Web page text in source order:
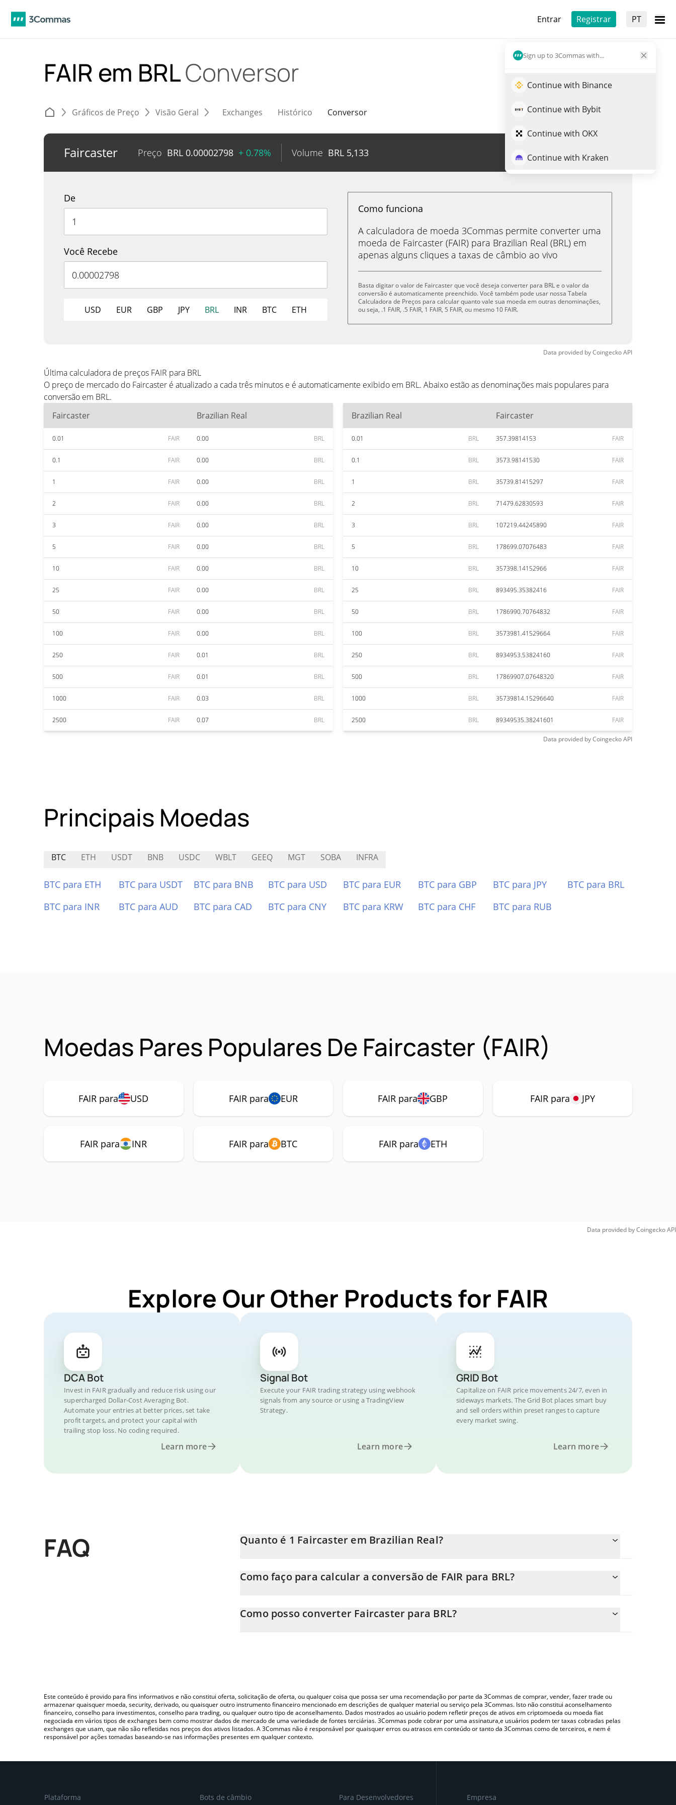
Entrar Registrar PT
Sign up to 3Commas with...
Continue with Binance
Continue with Bybit
Continue with OKX
Continue with Kraken
FAIR em BRLConversor
Gráficos de Preço Visão Geral Exchanges Histórico Conversor
Faircaster Preço BRL 0.00002798 + 0.78% Volume BRL 5,133 Trade de FAIR
De
Você Recebe
USD EUR GBP JPY BRL INR BTC ETH
Como funciona
A calculadora de moeda 3Commas permite converter uma
moeda de Faircaster (FAIR) para Brazilian Real (BRL) em
apenas alguns cliques a taxas de câmbio ao vivo
Basta digitar o valor de Faircaster que você deseja converter para BRL e o valor da
conversão é automaticamente preenchido. Você também pode usar nossa Tabela
Calculadora de Preços para calcular quanto vale sua moeda em outras denominações,
ou seja, .1 FAIR, .5 FAIR, 1 FAIR, 5 FAIR, ou mesmo 10 FAIR.
Data provided byCoingeckoAPI
Última calculadora de preços FAIR para BRL
O preço de mercado do Faircaster é atualizado a cada três minutos e é automaticamente exibido em BRL. Abaixo estão as denominações mais populares para
conversão em BRL.
Faircaster
Brazilian Real
0.01 FAIR 0.00 BRL
0.1 FAIR 0.00 BRL
1 FAIR 0.00 BRL
2 FAIR 0.00 BRL
3 FAIR 0.00 BRL
5 FAIR 0.00 BRL
10 FAIR 0.00 BRL
25 FAIR 0.00 BRL
50 FAIR 0.00 BRL
100 FAIR 0.00 BRL
250 FAIR 0.01 BRL
500 FAIR 0.01 BRL
1000 FAIR 0.03 BRL
2500 FAIR 0.07 BRL
Brazilian Real Faircaster
0.01 BRL 357.39814153 FAIR
0.1 BRL 3573.98141530 FAIR
1 BRL 35739.81415297 FAIR
2 BRL 71479.62830593 FAIR
3 BRL 107219.44245890 FAIR
5 BRL 178699.07076483 FAIR
10 BRL 357398.14152966 FAIR
25 BRL 893495.35382416 FAIR
50 BRL 1786990.70764832 FAIR
100 BRL 3573981.41529664 FAIR
250 BRL 8934953.53824160 FAIR
500 BRL 17869907.07648320 FAIR
1000 BRL 35739814.15296640 FAIR
2500 BRL 89349535.38241601 FAIR
Data provided byCoingeckoAPI
Principais Moedas
BTC ETH USDT BNB USDC WBLT GEEQ MGT SOBA INFRA
BTC para ETH BTC para USDT BTC para BNB BTC para USD BTC para EUR BTC para GBP BTC para JPY
BTC para BRL
BTC para INR
BTC para AUD BTC para CAD BTC para CNY BTC para KRW BTC para CHF BTC para RUB
Moedas Pares Populares De Faircaster (FAIR)
FAIR para USD FAIR para EUR FAIR para GBP FAIR para JPY
FAIR para INR FAIR para BTC FAIR para ETH
Data provided byCoingeckoAPI
Explore Our Other Products for FAIR
DCA Bot
Invest in FAIR gradually and reduce risk using our
supercharged Dollar-Cost Averaging Bot.
Automate your entries at better prices, set take
profit targets, and protect your capital with
trailing stop loss. No coding required.
Learn more
Signal Bot
Execute your FAIR trading strategy using webhook
signals from any source or using a TradingView
Strategy.
Learn more
GRID Bot
Capitalize on FAIR price movements 24/7, even in
sideways markets. The Grid Bot places smart buy
and sell orders within preset ranges to capture
every market swing.
Learn more
FAQ Quanto é 1 Faircaster em Brazilian Real?
Neste momento, 1 Faircaster equivale a 0.00002798 BRL
Como faço para calcular a conversão de FAIR para BRL?
inserindo a quantidade de Faircaster no campo correspondente e converterá automaticamente o valor em Brazilian
Real (BRL).
Como posso converter Faircaster para BRL?
Este conteúdo é provido para fins informativos e não constitui oferta, solicitação de oferta, ou qualquer coisa que possa ser uma recomendação por parte da 3Commas de comprar, vender, fazer trade ou
armazenar quaisquer moeda, security, derivado, ou quaisquer outro instrumento financeiro mencionado em descrições de qualquer material ou serviço pela 3Commas. Isto não constitui aconselhamento
financeiro, conselho para investimentos, conselho para trading, ou qualquer outro tipo de aconselhamento. Dados mostrados ao usuário podem refletir preços de ativos em criptomoeda ou moeda fiat
negociada em vários tipos de exchanges bem como mostrar dados de mercado de uma variedade de fontes terciárias. 3Commas pode cobrar por uma assinatura,e usuários podem ter taxas cobradas pelas
exchanges que usam, que não são refletidas nos preços dos ativos listados. A 3Commas não é responsável por quaisquer erros ou atrasos em conteúdo or tanto da 3Commas como de terceiros, e nem é
responsável por ações tomadas baseando-se nas informações presentes em qualquer contexto.
Plataforma Bots de câmbio Para Desenvolvedores Empresa